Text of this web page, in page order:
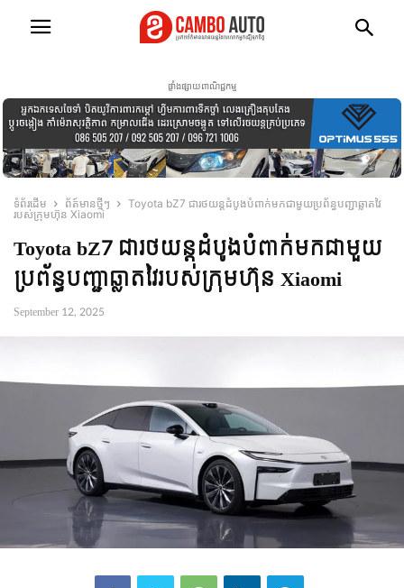
ផ្ទាំងផ្សាយពាណិជ្ជកម្ម
ទំព័រដើម ព័ត៍មានថ្មីៗ
Toyota bZ7 ជារថយន្ដដំបូងបំពាក់មកជាមួយប្រព័ន្ធបញ្ជាឆ្លាតវៃ
របស់ក្រុមហ៊ុន Xiaomi
Toyota bZ7 ជារថយន្ដដំបូងបំពាក់មកជាមួយ
ប្រព័ន្ធបញ្ជាឆ្លាតវៃរបស់ក្រុមហ៊ុន Xiaomi
September 12, 2025